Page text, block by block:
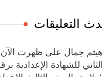
التعليقات
هيثم جمال على ظهرت الآن:
الثاني للشهادة الإعدادية